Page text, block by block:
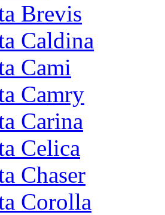
Brevis
Caldina
Cami
Camry
Carina
Celica
Chaser
Corolla